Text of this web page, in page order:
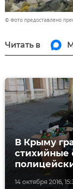
© Фото предоставлено
Читать в
14 октября 2016,
В Крыму
стихийные